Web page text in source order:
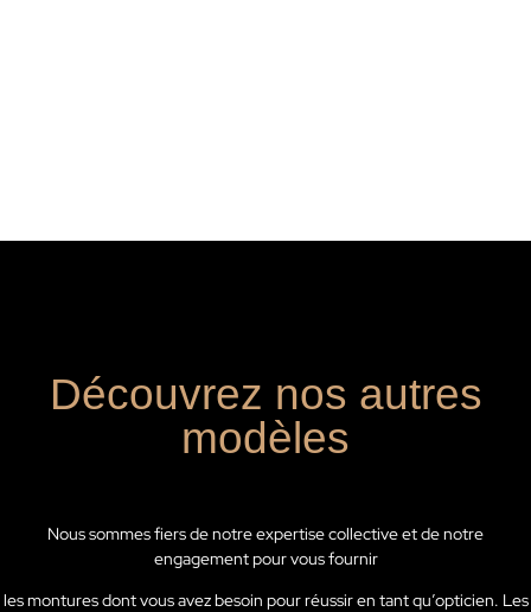
Découvrez nos autres
modèles
Nous sommes fiers de notre expertise collective et de notre
engagement pour vous fournir
les montures dont vous avez besoin pour réussir en tant qu’opticien. Les